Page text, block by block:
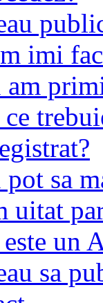
imi
am
ce
pot sa
uitat
este un
sa